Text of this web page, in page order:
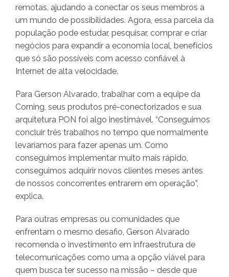
remotas, ajudando a conectar os seus membros a
um mundo de possibilidades. Agora, essa parcela da
população pode estudar, pesquisar, comprar e criar
negócios para expandir a economia local, benefícios
que só são possíveis com acesso confiável à
Internet de alta velocidade.
Para Gerson Alvarado, trabalhar com a equipe da
Corning, seus produtos pré-conectorizados e sua
arquitetura PON foi algo inestimável. “Conseguimos
concluir três trabalhos no tempo que normalmente
levaríamos para fazer apenas um. Como
conseguimos implementar muito mais rápido,
conseguimos adquirir novos clientes meses antes
de nossos concorrentes entrarem em operação”,
explica.
Para outras empresas ou comunidades que
enfrentam o mesmo desafio, Gerson Alvarado
recomenda o investimento em infraestrutura de
telecomunicações como uma a opção viável para
quem busca ter sucesso na missão – desde que